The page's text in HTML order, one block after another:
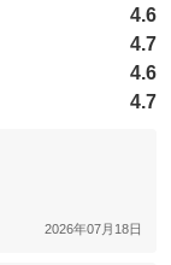
4.6
4.7
4.6
4.7
2026年07月18日